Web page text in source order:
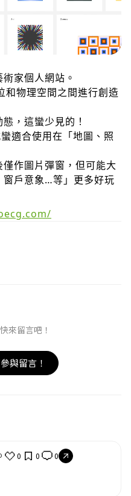
家個人網站。
物理空間之間進行創造
，這蠻少見的！
適合使用在「地圖、照
作圖片彈窗，但可能大
窗戶意象…等」更多好玩
來留言吧！
與留言！
0 0 0